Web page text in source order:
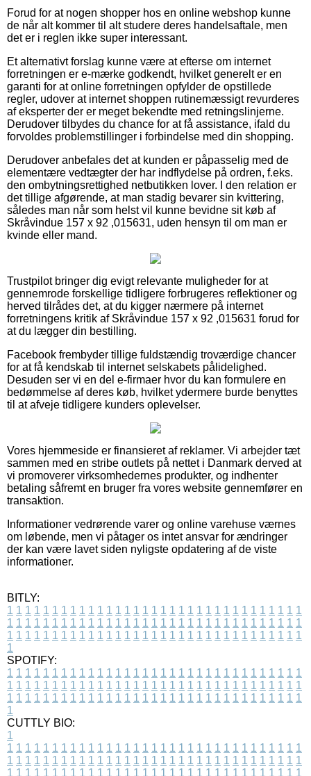
Forud for at nogen shopper hos en online webshop kunne
de når alt kommer til alt studere deres handelsaftale, men
det er i reglen ikke super interessant.
Et alternativt forslag kunne være at efterse om internet
forretningen er e-mærke godkendt, hvilket generelt er en
garanti for at online forretningen opfylder de opstillede
regler, udover at internet shoppen rutinemæssigt revurderes
af eksperter der er meget bekendte med retningslinjerne.
Derudover tilbydes du chance for at få assistance, ifald du
forvoldes problemstillinger i forbindelse med din shopping.
Derudover anbefales det at kunden er påpasselig med de
elementære vedtægter der har indflydelse på ordren, f.eks.
den ombytningsrettighed netbutikken lover. I den relation er
det tillige afgørende, at man stadig bevarer sin kvittering,
således man når som helst vil kunne bevidne sit køb af
Skråvindue 157 x 92 ,015631, uden hensyn til om man er
kvinde eller mand.
Trustpilot bringer dig evigt relevante muligheder for at
gennemrode forskellige tidligere forbrugeres reflektioner og
herved tilrådes det, at du kigger nærmere på internet
forretningens kritik af Skråvindue 157 x 92 ,015631 forud for
at du lægger din bestilling.
Facebook frembyder tillige fuldstændig troværdige chancer
for at få kendskab til internet selskabets pålidelighed.
Desuden ser vi en del e-firmaer hvor du kan formulere en
bedømmelse af deres køb, hvilket ydermere burde benyttes
til at afveje tidligere kunders oplevelser.
Vores hjemmeside er finansieret af reklamer. Vi arbejder tæt
sammen med en stribe outlets på nettet i Danmark derved at
vi promoverer virksomhedernes produkter, og indhenter
betaling såfremt en bruger fra vores website gennemfører en
transaktion.
Informationer vedrørende varer og online varehuse værnes
om løbende, men vi påtager os intet ansvar for ændringer
der kan være lavet siden nyligste opdatering af de viste
informationer.
BITLY:
1 1 1 1 1 1 1 1 1 1 1 1 1 1 1 1 1 1 1 1 1 1 1 1 1 1 1 1 1 1 1 1 1
1 1 1 1 1 1 1 1 1 1 1 1 1 1 1 1 1 1 1 1 1 1 1 1 1 1 1 1 1 1 1 1 1
1 1 1 1 1 1 1 1 1 1 1 1 1 1 1 1 1 1 1 1 1 1 1 1 1 1 1 1 1 1 1 1 1
1
SPOTIFY:
1 1 1 1 1 1 1 1 1 1 1 1 1 1 1 1 1 1 1 1 1 1 1 1 1 1 1 1 1 1 1 1 1
1 1 1 1 1 1 1 1 1 1 1 1 1 1 1 1 1 1 1 1 1 1 1 1 1 1 1 1 1 1 1 1 1
1 1 1 1 1 1 1 1 1 1 1 1 1 1 1 1 1 1 1 1 1 1 1 1 1 1 1 1 1 1 1 1 1
1
CUTTLY BIO:
1
1 1 1 1 1 1 1 1 1 1 1 1 1 1 1 1 1 1 1 1 1 1 1 1 1 1 1 1 1 1 1 1 1
1 1 1 1 1 1 1 1 1 1 1 1 1 1 1 1 1 1 1 1 1 1 1 1 1 1 1 1 1 1 1 1 1
1 1 1 1 1 1 1 1 1 1 1 1 1 1 1 1 1 1 1 1 1 1 1 1 1 1 1 1 1 1 1 1 1